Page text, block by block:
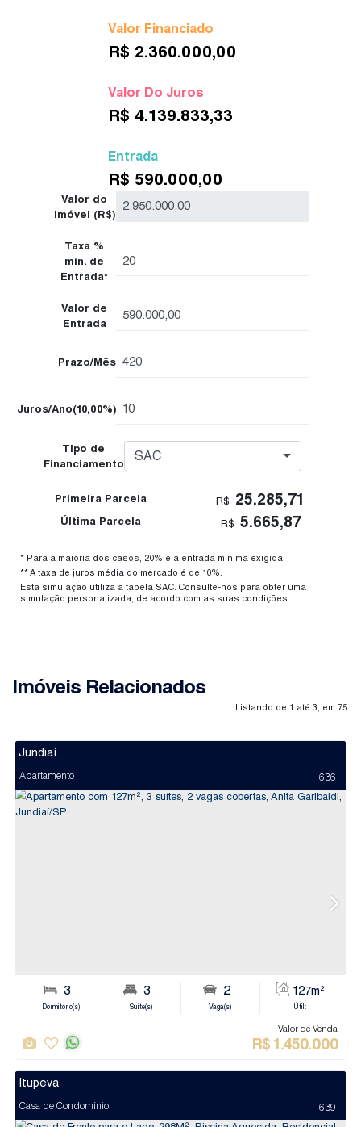
Valor Financiado
R$ 2.360.000,00
Valor Do Juros
R$ 4.139.833,33
Entrada
R$ 590.000,00
Valor do
Imóvel (R$)
Taxa %
min. de
Entrada*
Valor de
Entrada
Prazo/Mês
Juros/Ano(10,00%)
Tipo de
Financiamento
SAC
Primeira Parcela R$ 25.285,71
Última Parcela R$ 5.665,87
* Para a maioria dos casos, 20% é a entrada mínima exigida.
** A taxa de juros média do mercado é de 10%.
Esta simulação utiliza a tabela SAC. Consulte-nos para obter uma
simulação personalizada, de acordo com as suas condições.
Imóveis Relacionados
Listando de 1 até 3, em 75